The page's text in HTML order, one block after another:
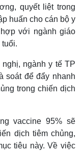
quyết liệt trong
huấn cho cán bộ y
với ngành giáo
tuổi.
ngành y tế TP
soát để đẩy nhanh
trong chiến dịch
vaccine 95% sẽ
dịch tiêm chủng,
tiêu này. Về việc